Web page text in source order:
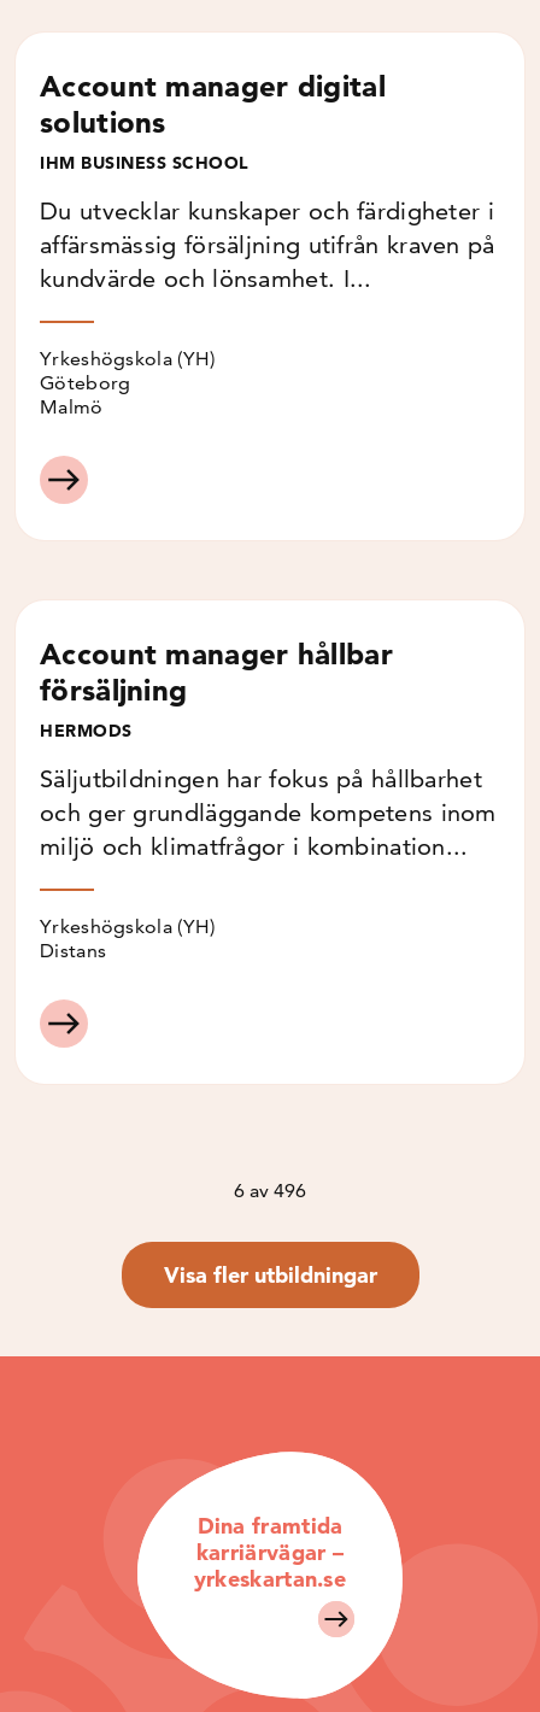
Account manager digital
solutions
IHM BUSINESS SCHOOL
Du utvecklar kunskaper och färdigheter i
affärsmässig försäljning utifrån kraven på
kundvärde och lönsamhet. I...
Yrkeshögskola (YH)
Göteborg
Malmö
Account manager hållbar
försäljning
HERMODS
Säljutbildningen har fokus på hållbarhet
och ger grundläggande kompetens inom
miljö och klimatfrågor i kombination...
Yrkeshögskola (YH)
Distans
6 av 496
Visa fler utbildningar
Dina framtida
karriärvägar –
yrkeskartan.se